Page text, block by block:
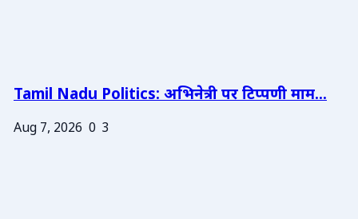
Tamil Nadu Politics: अभिनेत्री पर टिप्पणी माम...
Aug 7, 2026 0 3